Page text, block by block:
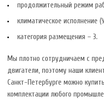
продолжительный режим
климатическое исполнение
категория размещения – 3.
Мы плотно сотрудничаем с
двигатели, поэтому наши
Санкт-Петербурге можно
комплектации любого